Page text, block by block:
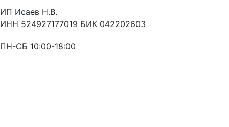
ИП Исаев Н.В.
ИНН 524927177019 БИК 042202603
ПН-СБ 10:00-18:00